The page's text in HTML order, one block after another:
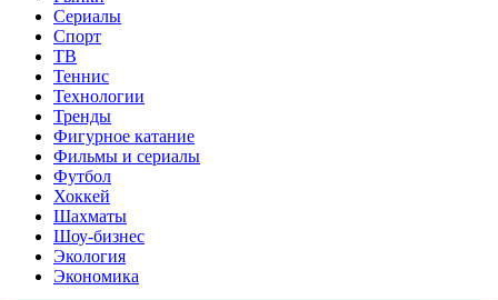
Сериалы
Спорт
ТВ
Теннис
Технологии
Тренды
Фигурное катание
Фильмы и сериалы
Футбол
Хоккей
Шахматы
Шоу-бизнес
Экология
Экономика